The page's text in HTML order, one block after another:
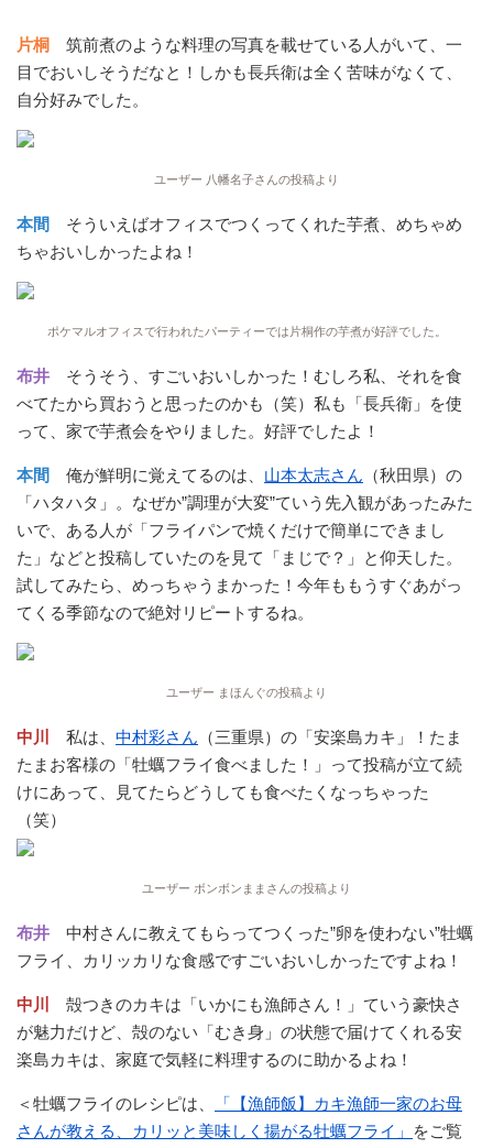
片桐
筑前煮のような料理の写真を載せている人がいて、一
目でおいしそうだなと！しかも長兵衛は全く苦味がなくて、
自分好みでした。
ユーザー 八幡名子さんの投稿より
本間
そういえばオフィスでつくってくれた芋煮、めちゃめ
ちゃおいしかったよね！
ポケマルオフィスで行われたパーティーでは片桐作の芋煮が好評でした。
布井 そうそう、すごいおいしかった！むしろ私、それを食
べてたから買おうと思ったのかも（笑）私も「長兵衛」を使
って、家で芋煮会をやりました。好評でしたよ！
本間 俺が鮮明に覚えてるのは、 山本太志さん （秋田県）の
「ハタハタ」。なぜか”調理が大変”ていう先入観があったみた
いで、ある人が「フライパンで焼くだけで簡単にできまし
た」などと投稿していたのを見て「まじで？」と仰天した。
試してみたら、めっちゃうまかった！今年ももうすぐあがっ
てくる季節なので絶対リピートするね。
ユーザー まほんぐの投稿より
中川 私は、 中村彩さん （三重県）の「安楽島カキ」！たま
たまお客様の「牡蠣フライ食べました！」って投稿が立て続
けにあって、見てたらどうしても食べたくなっちゃった
（笑）
ユーザー ボンボンままさんの投稿より
布井 中村さんに教えてもらってつくった”卵を使わない”牡蠣
フライ、カリッカリな食感ですごいおいしかったですよね！
中川
殻つきのカキは「いかにも漁師さん！」ていう豪快さ
が魅力だけど、殻のない「むき身」の状態で届けてくれる安
楽島カキは、家庭で気軽に料理するのに助かるよね！
＜牡蠣フライのレシピは、
「【漁師飯】カキ漁師一家のお母
さんが教える、カリッと美味しく揚がる牡蠣フライ」
をご覧